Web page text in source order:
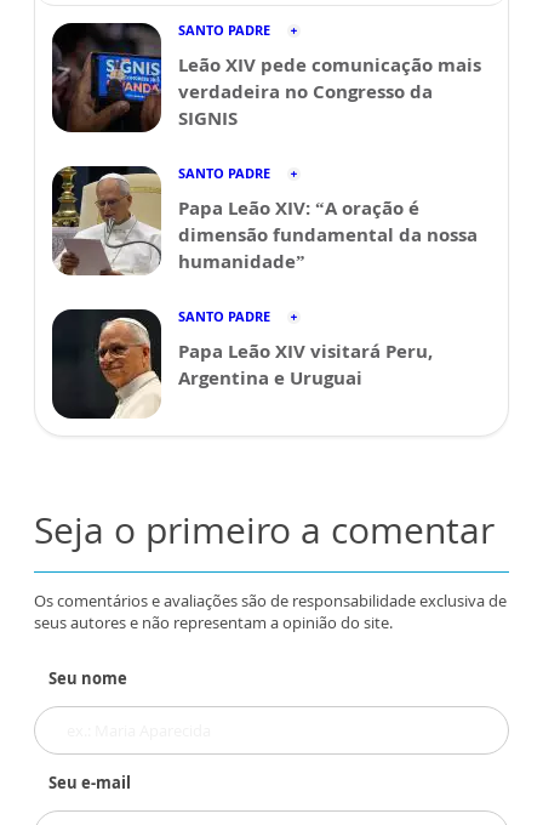
SANTO PADRE
Leão XIV pede comunicação mais
verdadeira no Congresso da
SIGNIS
SANTO PADRE
Papa Leão XIV: “A oração é
dimensão fundamental da nossa
humanidade”
SANTO PADRE
Papa Leão XIV visitará Peru,
Argentina e Uruguai
Seja o primeiro a comentar
Os comentários e avaliações são de responsabilidade exclusiva de
seus autores e não representam a opinião do site.
Seu nome
Seu e-mail